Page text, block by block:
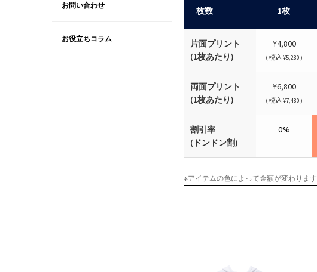
枚数 1枚
片面プリント
(1枚あたり)
¥4,800
（税込 ¥5,280）
両面プリント
(1枚あたり)
¥6,800
（税込 ¥7,480）
割引率
(ドンドン割)
0%
※アイテムの色によって金額が変わります
お問い合わせ
お役立ちコラム